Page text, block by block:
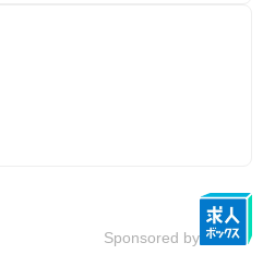
Sponsored by